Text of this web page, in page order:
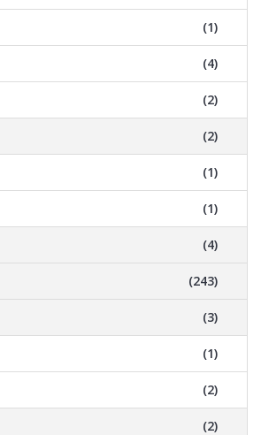
(1)
(4)
(2)
(2)
(1)
(1)
(4)
(243)
(3)
(1)
(2)
(2)